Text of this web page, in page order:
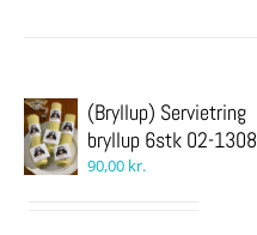
(Bryllup) Servietring
bryllup 6stk 02-1308
90,00 kr.